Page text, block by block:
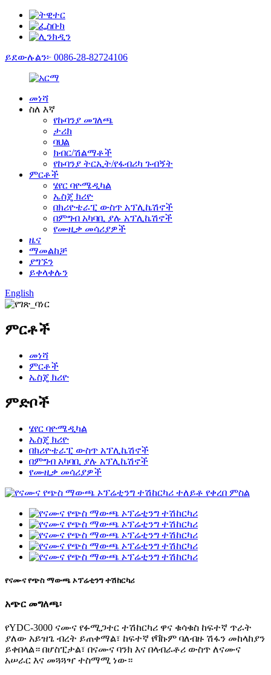
ይደውሉልን፦ 0086-28-82724106
መነሻ
ስለ እኛ
የኩባንያ መገለጫ
ታሪክ
ባህል
ክብር/ሽልማቶች
የኩባንያ ትርኢት/የፋብሪካ ጉብኝት
ምርቶች
ሄየር ባዮሜዲካል
ኤስጄ ክሪዮ
በክሪዮቴራፒ ውስጥ አፕሊኬሽኖች
በምግብ አካባቢ ያሉ አፕሊኬሽኖች
የሙዚቃ መሳሪያዎች
ዜና
ማመልከቻ
ያግኙን
ይቀላቀሉን
English
ምርቶች
መነሻ
ምርቶች
ኤስጄ ክሪዮ
ምድቦች
ሄየር ባዮሜዲካል
ኤስጄ ክሪዮ
በክሪዮቴራፒ ውስጥ አፕሊኬሽኖች
በምግብ አካባቢ ያሉ አፕሊኬሽኖች
የሙዚቃ መሳሪያዎች
የናሙና የጭስ ማውጫ ኦፕሬቲንግ ተሽከርካሪ
አጭር መግለጫ፡
የYDC-3000 ናሙና የፉሚጋተር ተሽከርካሪ ዋና ቁሳቁስ ከፍተኛ ጥራት
ያለው አይዝጌ ብረት ይጠቀማል፣ ከፍተኛ የቫኩም ባለብዙ ሽፋን መከላከያን
ይቀበላል። በሆስፒታል፣ በናሙና ባንክ እና በላብራቶሪ ውስጥ ለናሙና
አሠራር እና መጓጓዣ ተስማሚ ነው።